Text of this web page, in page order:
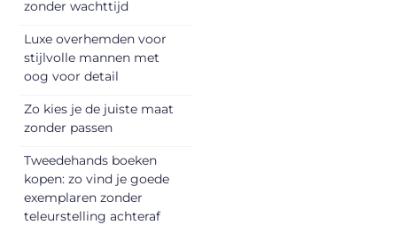
zonder wachttijd
Luxe overhemden voor
stijlvolle mannen met
oog voor detail
Zo kies je de juiste maat
zonder passen
Tweedehands boeken
kopen: zo vind je goede
exemplaren zonder
teleurstelling achteraf